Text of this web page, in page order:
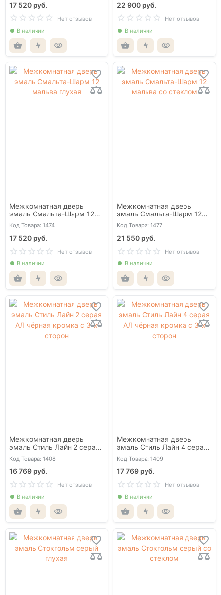
17 520 руб.
Нет отзывов
В наличии
22 900 руб.
Нет отзывов
В наличии
Межкомнатная дверь
эмаль Смальта-Шарм 12
мальва глухая
Код Товара: 1474
17 520 руб.
Нет отзывов
В наличии
Межкомнатная дверь
эмаль Смальта-Шарм 12
мальва со стеклом
Код Товара: 1477
21 550 руб.
Нет отзывов
В наличии
Межкомнатная дверь
эмаль Стиль Лайн 2 серая
AЛ чёрная кромка с 3-х
сторон
Код Товара: 1408
16 769 руб.
Нет отзывов
В наличии
Межкомнатная дверь
эмаль Стиль Лайн 4 серая
AЛ чёрная кромка с 3-х
сторон
Код Товара: 1409
17 769 руб.
Нет отзывов
В наличии